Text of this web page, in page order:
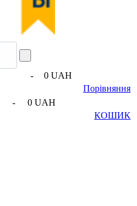
-
0 UAH
Порівняння
-
0 UAH
КОШИК